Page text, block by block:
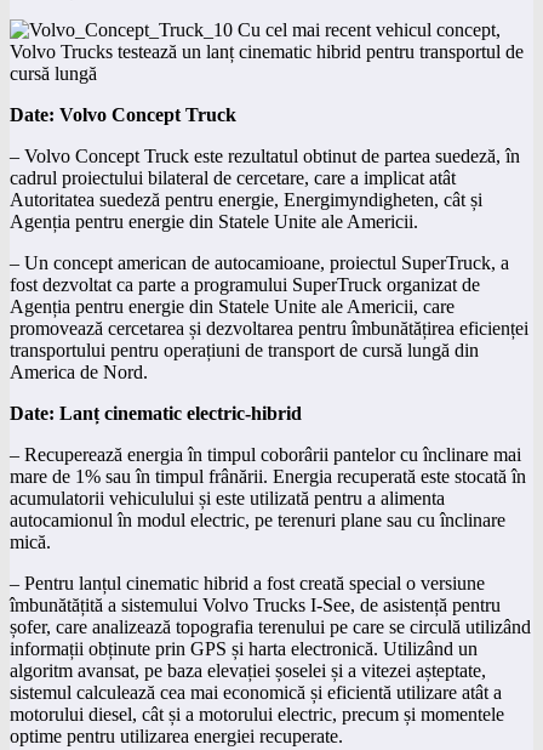
Date: Volvo Concept Truck
– Volvo Concept Truck este rezultatul obtinut de partea suedeză, în
cadrul proiectului bilateral de cercetare, care a implicat atât
Autoritatea suedeză pentru energie, Energimyndigheten, cât și
Agenția pentru energie din Statele Unite ale Americii.
– Un concept american de autocamioane, proiectul SuperTruck, a
fost dezvoltat ca parte a programului SuperTruck organizat de
Agenția pentru energie din Statele Unite ale Americii, care
promovează cercetarea și dezvoltarea pentru îmbunătățirea eficienței
transportului pentru operațiuni de transport de cursă lungă din
America de Nord.
Date: Lanț cinematic electric-hibrid
– Recuperează energia în timpul coborârii pantelor cu înclinare mai
mare de 1% sau în timpul frânării. Energia recuperată este stocată în
acumulatorii vehiculului și este utilizată pentru a alimenta
autocamionul în modul electric, pe terenuri plane sau cu înclinare
mică.
– Pentru lanțul cinematic hibrid a fost creată special o versiune
îmbunătățită a sistemului Volvo Trucks I-See, de asistență pentru
șofer, care analizează topografia terenului pe care se circulă utilizând
informații obținute prin GPS și harta electronică. Utilizând un
algoritm avansat, pe baza elevației șoselei și a vitezei așteptate,
sistemul calculează cea mai economică și eficientă utilizare atât a
motorului diesel, cât și a motorului electric, precum și momentele
optime pentru utilizarea energiei recuperate.